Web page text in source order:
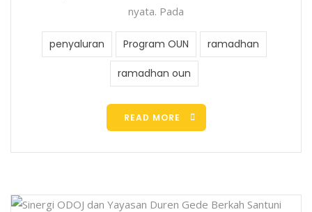
nyata. Pada
penyaluran Program OUN ramadhan
ramadhan oun
READ MORE